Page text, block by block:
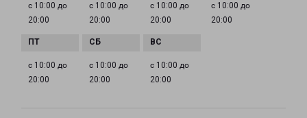
с 10:00 до
20:00
с 10:00 до
20:00
с 10:00 до
20:00
с 10:00 до
20:00
с 10:00 до
20:00
с 10:00 до
20:00
с 10:00 до
20:00